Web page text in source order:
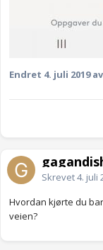
Endret 4. juli 2019
Skrevet4. juli
Hvordan kjørte du
veien?